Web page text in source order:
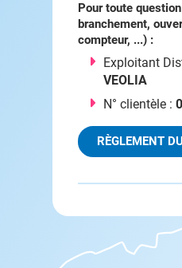
Pour toute
branchement,
compteur, ...) :
Exploitant
VEOLIA
N° clientèle :
RÈGLEMENT